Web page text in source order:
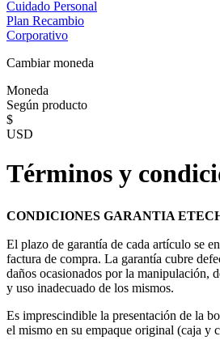
Cuidado Personal
Plan Recambio
Corporativo
Cambiar moneda
Moneda
Según producto
$
USD
Términos y
CONDICIONES GARANTIA
El plazo de garantía de cada artículo se
factura de compra. La garantía cubre
daños ocasionados por la manipulación,
y uso inadecuado de los mismos.
Es imprescindible la presentación de la
el mismo en su empaque original (caja y